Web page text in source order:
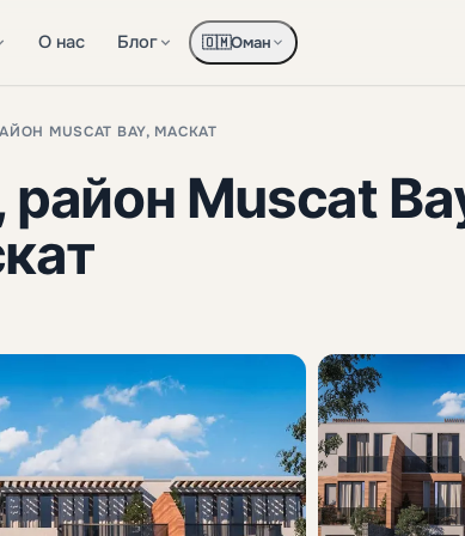
О нас Блог 🇴🇲Оман
MUSCAT BAY, МАСКАТ
район Muscat